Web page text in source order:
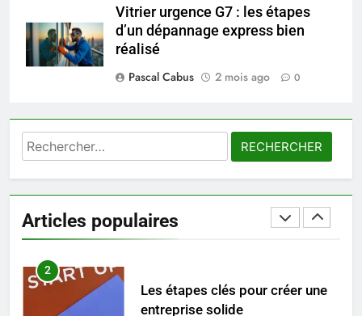
Vitrier urgence G7 : les étapes
d’un dépannage express bien
réalisé
Pascal Cabus
2 mois ago 0
Rechercher :
Articles populaires
exercices
BIEN ÊTRE
8
Voyance à La Rochelle : où
sérieux à un tarif juste ?
BIEN ÊTRE
1
reviennent chaque année
MODE
2
Les étapes clés pour créer une
entreprise solide